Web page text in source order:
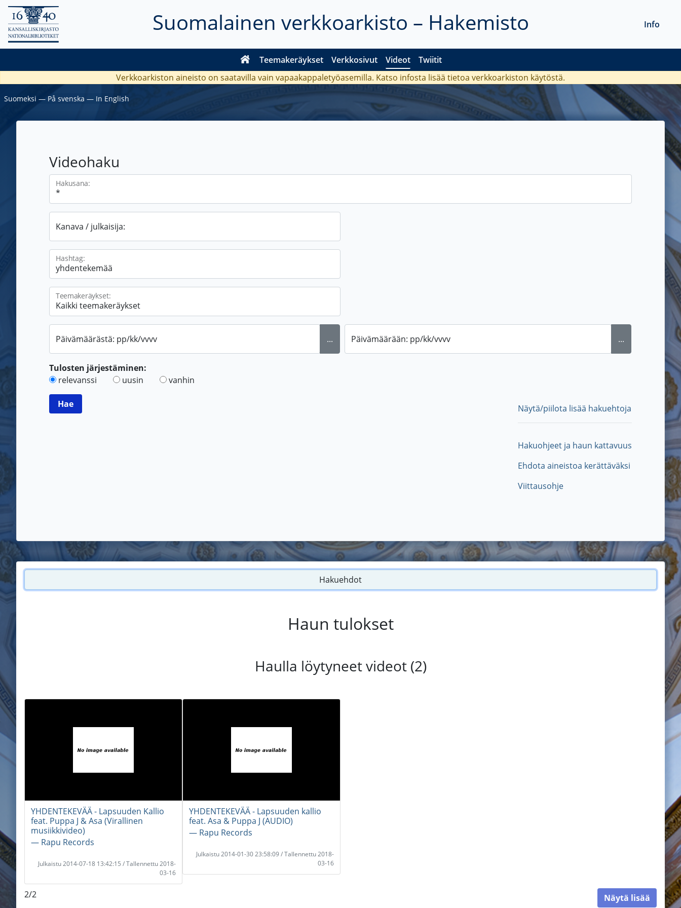
Suomalainen verkkoarkisto – Hakemisto
Teemakeräykset Verkkosivut Videot Twiitit
Info
Verkkoarkiston aineisto on saatavilla vain vapaakappaletyöasemilla. Katso infosta lisää tietoa verkkoarkiston käytöstä.
Suomeksi ― På svenska ― In English
Videohaku
Hakusana:
Kanava / julkaisija:
Hashtag:
Teemakeräykset:
Päivämäärästä: pp/kk/vvvv ... Päivämäärään: pp/kk/vvvv ...
Tulosten järjestäminen:
relevanssi
uusin vanhin
Näytä/piilota lisää hakuehtoja
Hakuohjeet ja haun kattavuus
Ehdota aineistoa kerättäväksi
Viittausohje
Hakuehdot
Haun tulokset
Haulla löytyneet videot (2)
YHDENTEKEVÄÄ - Lapsuuden Kallio
feat. Puppa J & Asa (Virallinen
musiikkivideo)
― Rapu Records
Julkaistu 2014-07-18 13:42:15 / Tallennettu 2018-
03-16
YHDENTEKEVÄÄ - Lapsuuden kallio
feat. Asa & Puppa J (AUDIO)
― Rapu Records
Julkaistu 2014-01-30 23:58:09 / Tallennettu 2018-
03-16
2/2 Näytä lisää